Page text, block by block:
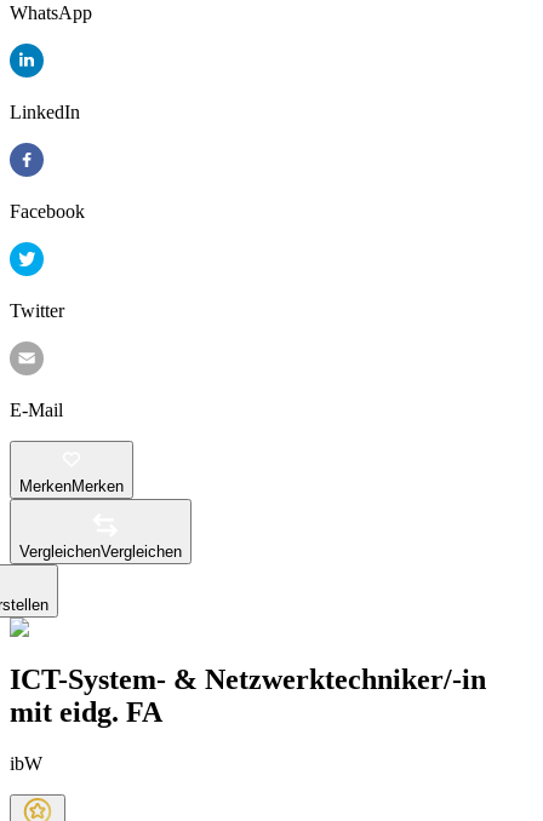
WhatsApp
LinkedIn
Facebook
Twitter
E-Mail
MerkenMerken
VergleichenVergleichen
ICT-System- & Netzwerktechniker/-in
mit eidg. FA
ibW